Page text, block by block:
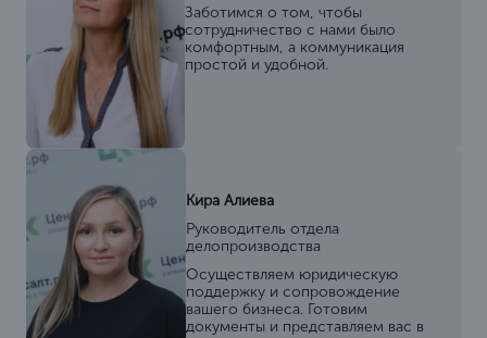
Заботимся о том, чтобы
сотрудничество с нами было
комфортным, а коммуникация
простой и удобной.
Кира Алиева
Руководитель отдела
делопроизводства
Осуществляем юридическую
поддержку и сопровождение
вашего бизнеса. Готовим
документы и представляем вас в